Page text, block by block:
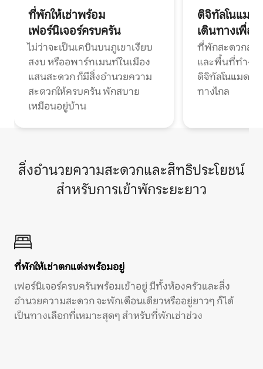
ที่พักให้เช่าพร้อม
เฟอร์นิเจอร์ครบครัน
ไม่ว่าจะเป็นเคบินบนภูเขาเงียบ
สงบ หรืออพาร์ทเมนท์ในเมือง
แสนสะดวก ก็มีสิ่งอำนวยความ
สะดวกให้ครบครัน พักสบาย
เหมือนอยู่บ้าน
ดิจิทัลโนแมด
เดินทางเพื่อ
ที่พักสะดวกสบ
และพื้นที่ทำงา
ดิจิทัลโนแมดแ
ทางไกล
สิ่งอำนวยความสะดวกและสิทธิประโยชน์
สำหรับการเข้าพักระยะยาว
ที่พักให้เช่าตกแต่งพร้อมอยู่
เฟอร์นิเจอร์ครบครันพร้อมเข้าอยู่ มีทั้งห้องครัวและสิ่ง
อำนวยความสะดวก จะพักเดือนเดียวหรืออยู่ยาวๆ ก็ได้
เป็นทางเลือกที่เหมาะสุดๆ สำหรับที่พักเช่าช่วง